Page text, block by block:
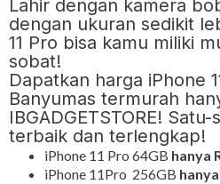
Lahir dengan kamera
dengan ukuran sedikit
11 Pro bisa kamu miliki
sobat!
Dapatkan harga iPhone
Banyumas termurah
IBGADGETSTORE!
terbaik dan terlengkap!
iPhone 11 Pro 64GB hanya
iPhone 11Pro 256GB